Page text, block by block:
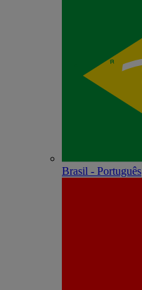
Brasil - Português